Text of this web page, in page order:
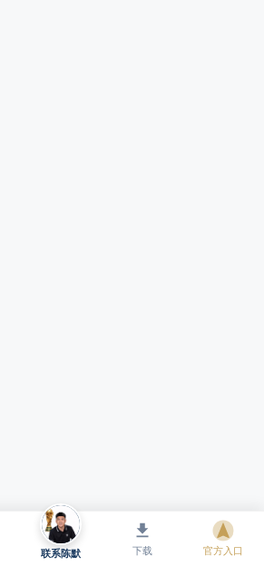
联系陈默 下载 官方入口